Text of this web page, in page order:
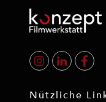
Nützliche